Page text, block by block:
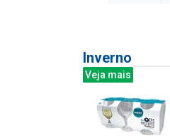
Inverno
Veja mais